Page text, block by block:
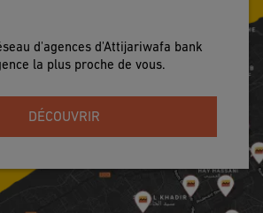
d'agences d'Attijariwafa bank
la plus proche de vous.
DÉCOUVRIR